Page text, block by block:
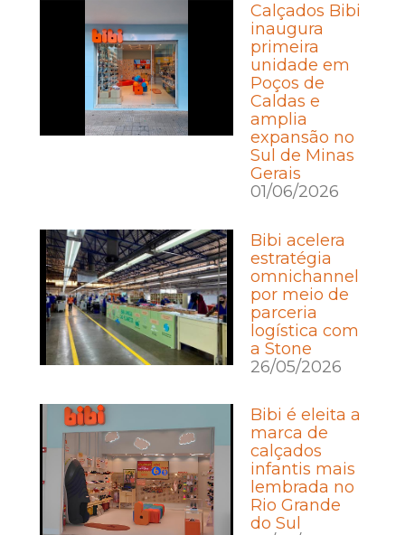
Calçados Bibi
inaugura
primeira
unidade em
Poços de
Caldas e
amplia
expansão no
Sul de Minas
Gerais
01/06/2026
Bibi acelera
estratégia
omnichannel
por meio de
parceria
logística com
a Stone
26/05/2026
Bibi é eleita a
marca de
calçados
infantis mais
lembrada no
Rio Grande
do Sul